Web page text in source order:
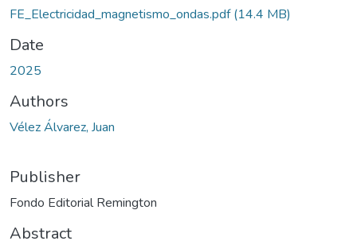
FE_Electricidad_magnetismo_ondas.pdf(14.4 MB)
Date
2025
Authors
Vélez Álvarez, Juan
Publisher
Fondo Editorial Remington
Abstract